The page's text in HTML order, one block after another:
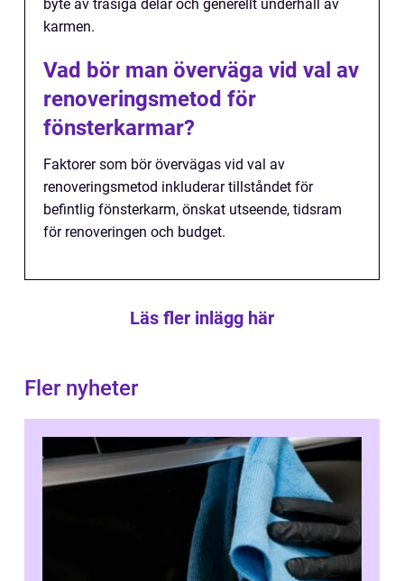
byte av trasiga delar och generellt underhåll av
karmen.
Vad bör man överväga vid val av
renoveringsmetod för
fönsterkarmar?
Faktorer som bör övervägas vid val av
renoveringsmetod inkluderar tillståndet för
befintlig fönsterkarm, önskat utseende, tidsram
för renoveringen och budget.
Läs fler inlägg här
Fler nyheter